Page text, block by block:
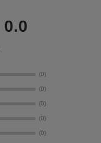
0.0
(0)
(0)
(0)
(0)
(0)